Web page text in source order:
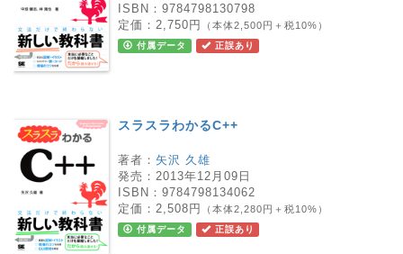
ISBN： 9784798130798
定価： 2,750円 （本体2,500円＋税10%）
付属データ 正誤あり
スラスラわかるC++
著者： 矢沢 久雄
発売： 2013年12月09日
ISBN： 9784798134062
定価： 2,508円 （本体2,280円＋税10%）
付属データ 正誤あり